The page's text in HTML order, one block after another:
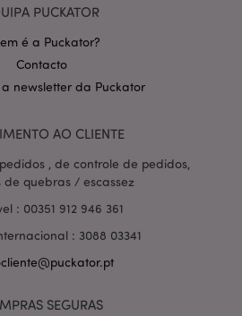
PUCKATOR
é a Puckator?
Contacto
newsletter da Puckator
AO CLIENTE
, de controle de pedidos,
de quebras / escassez
: 00351 912 946 361
: 3088 03341
SEGURAS
section-
Adobe Inc.
PHP.net